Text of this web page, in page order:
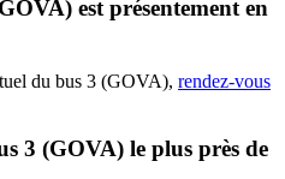
est présentement en
du bus 3 (GOVA), rendez-vous
3 (GOVA) le plus près de